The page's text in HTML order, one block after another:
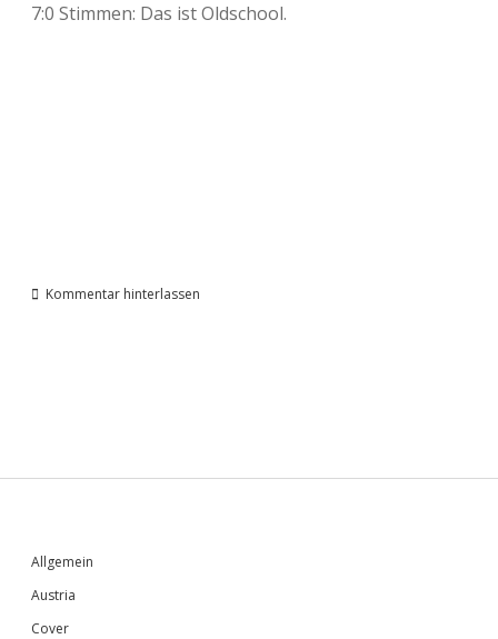
7:0 Stimmen: Das ist Oldschool.
Kommentar hinterlassen
Sidebar
Allgemein
Austria
Cover